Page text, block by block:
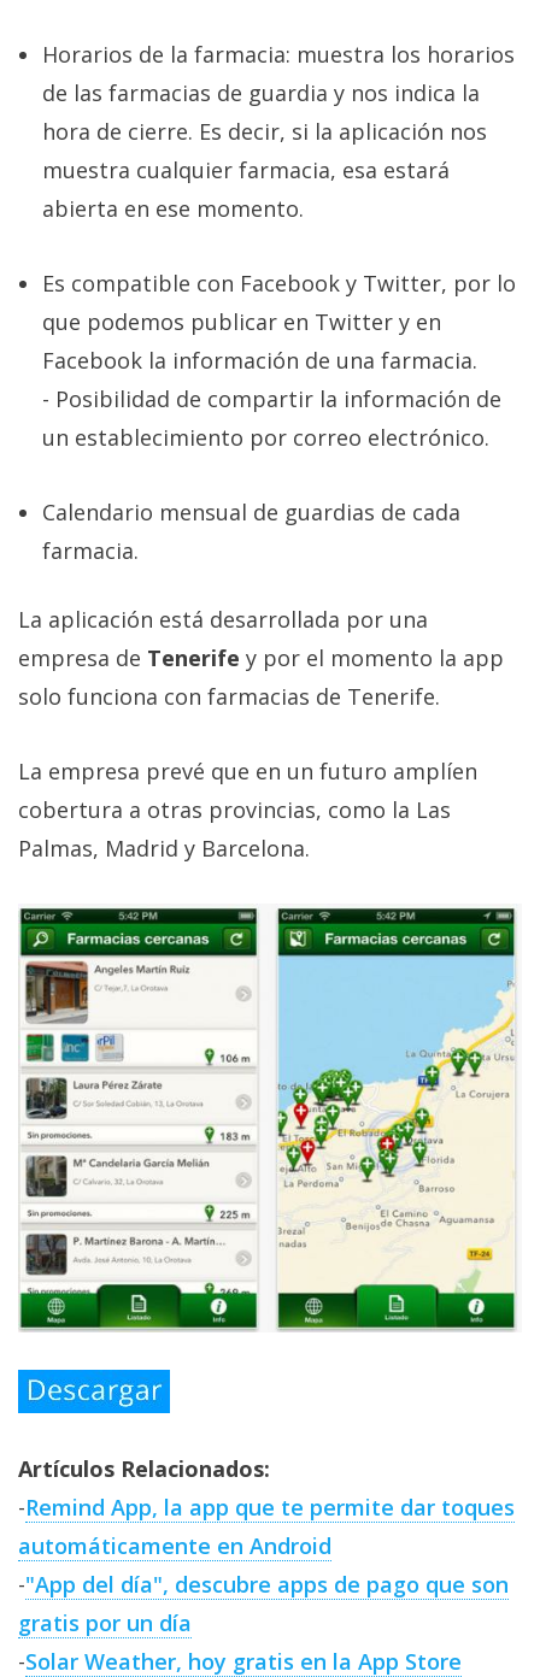
Aviso
Legal
El medio de
comunicación
encontrarás
tecnología,
ordenadores,
apps,
informática,
videojuegos,
trucos y
El Grupo
(CC) 2006-
reservados.
Horarios de la farmacia: muestra los horarios
de las farmacias de guardia y nos indica la
hora de cierre. Es decir, si la aplicación nos
muestra cualquier farmacia, esa estará
abierta en ese momento.
Es compatible con Facebook y Twitter, por lo
que podemos publicar en Twitter y en
Facebook la información de una farmacia.
- Posibilidad de compartir la información de
un establecimiento por correo electrónico.
Calendario mensual de guardias de cada
farmacia.
La aplicación está desarrollada por una
empresa de Tenerife y por el momento la app
solo funciona con farmacias de Tenerife.
La empresa prevé que en un futuro amplíen
cobertura a otras provincias, como la Las
Palmas, Madrid y Barcelona.
Artículos Relacionados:
-Remind App, la app que te permite dar toques
automáticamente en Android
-"App del día", descubre apps de pago que son
gratis por un día
-Solar Weather, hoy gratis en la App Store